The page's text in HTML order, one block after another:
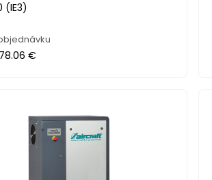
(IE3)
€